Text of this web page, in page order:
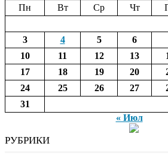
Пн
Вт Ср Чт
3
4 5 6
10
11 12 13
17
18 19 20
24
25 26 27
31
« Июл
РУБРИКИ